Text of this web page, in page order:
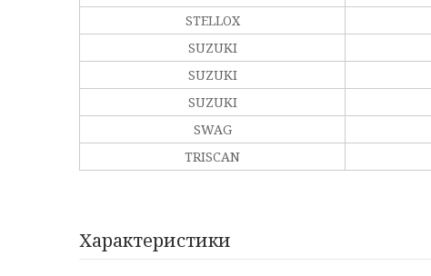
STELLOX
SUZUKI
SUZUKI
SUZUKI
SWAG
TRISCAN
Характеристики